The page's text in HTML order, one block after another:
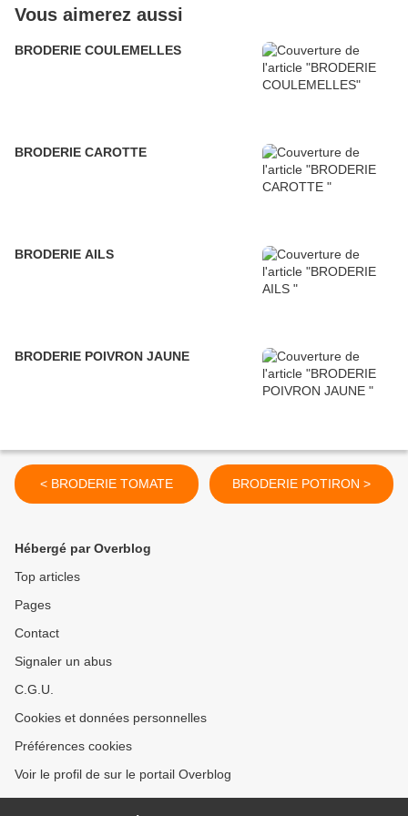
Vous aimerez aussi
BRODERIE COULEMELLES
BRODERIE CAROTTE
BRODERIE AILS
BRODERIE POIVRON JAUNE
< BRODERIE TOMATE BRODERIE POTIRON >
Hébergé par Overblog
Top articles
Pages
Contact
Signaler un abus
C.G.U.
Cookies et données personnelles
Préférences cookies
Voir le profil de sur le portail Overblog